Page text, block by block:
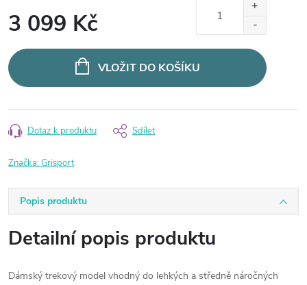
3 099 Kč
cena:
VLOŽIT DO KOŠÍKU
Dotaz k produktu Sdílet
Značka:Grisport
Popis produktu
Detailní popis produktu
Dámský trekový model vhodný do lehkých a středně náročných